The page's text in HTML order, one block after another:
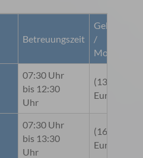
Betreuungszeit
Gebühr
/
Monat
07:30 Uhr
bis 12:30
Uhr
(137,85
Euro)
07:30 Uhr
bis 13:30
Uhr
(165,42
Euro)